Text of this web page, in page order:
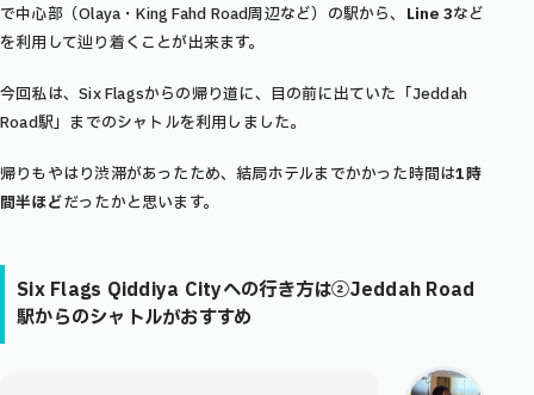
で中心部（Olaya・King Fahd Road周辺など）の駅から、 Line 3など
を利用して辿り着くことが出来ます。
今回私は、Six Flagsからの帰り道に、目の前に出ていた「Jeddah
Road駅」までのシャトルを利用しました。
帰りもやはり渋滞があったため、結局ホテルまでかかった時間は1時
間半ほどだったかと思います。
Six Flags Qiddiya Cityへの行き方は②Jeddah Road
駅からのシャトルがおすすめ